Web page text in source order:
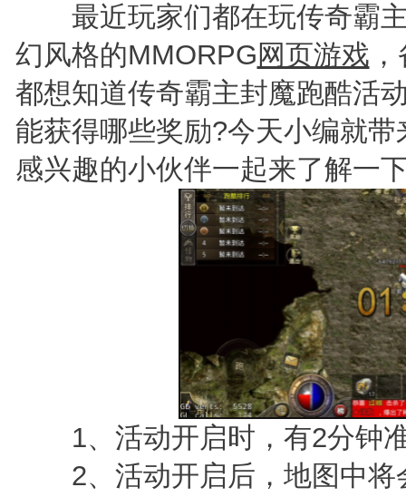
最近玩家们都在玩传奇霸主
幻风格的MMORPG 网页游戏
都想知道传奇霸主封魔跑酷活
能获得哪些奖励?今天小编就
感兴趣的小伙伴一起来了解一
1、活动开启时，有2分钟
2、活动开启后，地图中将